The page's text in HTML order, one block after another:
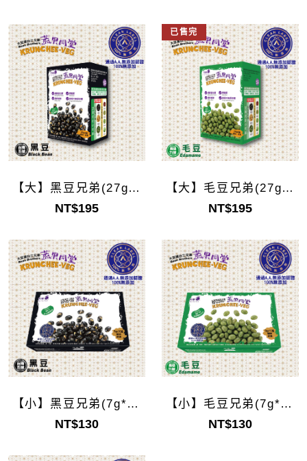
【大】黑豆兄弟(27g*5
袋)
NT$195
已售完
【大】毛豆兄弟(27g*5
袋)
NT$195
【小】黑豆兄弟(7g*10
袋)
NT$130
【小】毛豆兄弟(7g*10
袋)
NT$130